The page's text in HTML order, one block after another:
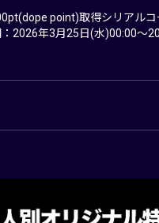
point)取得シリアルコ
：2026年3月25日(水)00:00～